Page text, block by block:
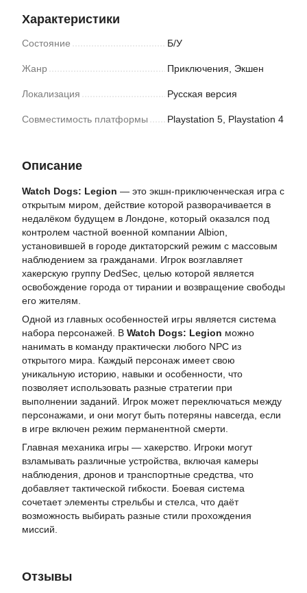
Характеристики
Состояние Б/У
Жанр Приключения, Экшен
Локализация Русская версия
Совместимость платформы Playstation 5, Playstation 4
Описание
Watch Dogs: Legion — это экшн-приключенческая игра с
открытым миром, действие которой разворачивается в
недалёком будущем в Лондоне, который оказался под
контролем частной военной компании Albion,
установившей в городе диктаторский режим с массовым
наблюдением за гражданами. Игрок возглавляет
хакерскую группу DedSec, целью которой является
освобождение города от тирании и возвращение свободы
его жителям.
Одной из главных особенностей игры является система
набора персонажей. В Watch Dogs: Legion можно
нанимать в команду практически любого NPC из
открытого мира. Каждый персонаж имеет свою
уникальную историю, навыки и особенности, что
позволяет использовать разные стратегии при
выполнении заданий. Игрок может переключаться между
персонажами, и они могут быть потеряны навсегда, если
в игре включен режим перманентной смерти.
Главная механика игры — хакерство. Игроки могут
взламывать различные устройства, включая камеры
наблюдения, дронов и транспортные средства, что
добавляет тактической гибкости. Боевая система
сочетает элементы стрельбы и стелса, что даёт
возможность выбирать разные стили прохождения
миссий.
Отзывы